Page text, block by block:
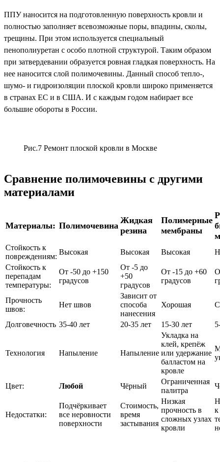
ППУ наносится на подготовленную поверхность кровли и
полностью заполняет всевозможные поры, впадины, сколы,
трещины. При этом используется специальный
пенополиуретан с особо плотной структурой. Таким образом
при затвердевании образуется ровная гладкая поверхность. На
нее наносится слой полимочевины. Данный способ тепло-,
шумо- и гидроизоляции плоской кровли широко применяется
в странах ЕС и в США. И с каждым годом набирает все
большие обороты в России.
Рис.7 Ремонт плоской кровли в Москве
Сравнение полимочевины с другими
материалами
Материалы: Полимочевина
Жидкая
резина
Полимерные
мембраны
Стойкость к
повреждениям:
Высокая Высокая Высокая
Стойкость к
перепадам
температуры:
От -50 до +150
градусов
От -5 до
+50
градусов
От -15 до +60
градусов
Прочность
швов:
Нет швов
Зависит от
способа
нанесения
Хорошая
Долговечность 35-40 лет 20-35 лет 15-30 лет
Технология Напыление Напыление
Укладка на
клей, крепёж
или удержание
балластом на
кровле
Цвет: Любой Чёрный
Ограниченная
палитра
Недостатки:
Подчёркивает
все неровности
поверхности
Стоимость,
время
застывания
Низкая
прочность в
сложных узлах
кровли
к